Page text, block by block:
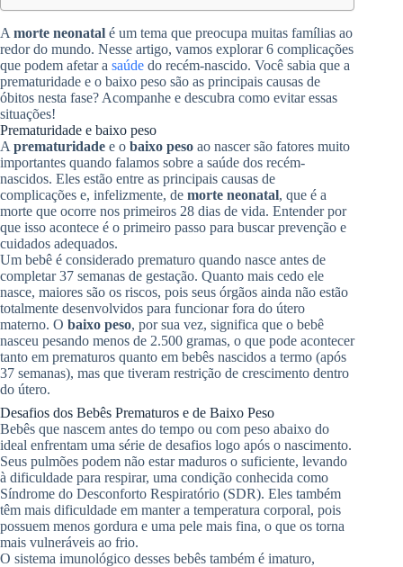
A morte neonatal é um tema que preocupa muitas famílias ao
redor do mundo. Nesse artigo, vamos explorar 6 complicações
que podem afetar a saúde do recém-nascido. Você sabia que a
prematuridade e o baixo peso são as principais causas de
óbitos nesta fase? Acompanhe e descubra como evitar essas
situações!
Prematuridade e baixo peso
A prematuridade e o baixo peso ao nascer são fatores muito
importantes quando falamos sobre a saúde dos recém-
nascidos. Eles estão entre as principais causas de
complicações e, infelizmente, de morte neonatal, que é a
morte que ocorre nos primeiros 28 dias de vida. Entender por
que isso acontece é o primeiro passo para buscar prevenção e
cuidados adequados.
Um bebê é considerado prematuro quando nasce antes de
completar 37 semanas de gestação. Quanto mais cedo ele
nasce, maiores são os riscos, pois seus órgãos ainda não estão
totalmente desenvolvidos para funcionar fora do útero
materno. O baixo peso, por sua vez, significa que o bebê
nasceu pesando menos de 2.500 gramas, o que pode acontecer
tanto em prematuros quanto em bebês nascidos a termo (após
37 semanas), mas que tiveram restrição de crescimento dentro
do útero.
Desafios dos Bebês Prematuros e de Baixo Peso
Bebês que nascem antes do tempo ou com peso abaixo do
ideal enfrentam uma série de desafios logo após o nascimento.
Seus pulmões podem não estar maduros o suficiente, levando
à dificuldade para respirar, uma condição conhecida como
Síndrome do Desconforto Respiratório (SDR). Eles também
têm mais dificuldade em manter a temperatura corporal, pois
possuem menos gordura e uma pele mais fina, o que os torna
mais vulneráveis ao frio.
O sistema imunológico desses bebês também é imaturo,